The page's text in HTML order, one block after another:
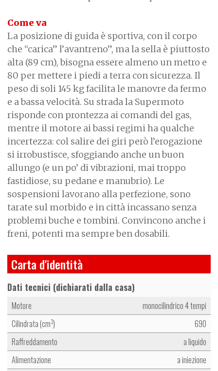
Come va
La posizione di guida è sportiva, con il corpo
che “carica” l’avantreno”, ma la sella è piuttosto
alta (89 cm), bisogna essere almeno un metro e
80 per mettere i piedi a terra con sicurezza. Il
peso di soli 145 kg facilita le manovre da fermo
e a bassa velocità. Su strada la Supermoto
risponde con prontezza ai comandi del gas,
mentre il motore ai bassi regimi ha qualche
incertezza: col salire dei giri però l’erogazione
si irrobustisce, sfoggiando anche un buon
allungo (e un po’ di vibrazioni, mai troppo
fastidiose, su pedane e manubrio). Le
sospensioni lavorano alla perfezione, sono
tarate sul morbido e in città incassano senza
problemi buche e tombini. Convincono anche i
freni, potenti ma sempre ben dosabili.
Carta d'identità
Dati tecnici (dichiarati dalla casa)
Motore
monocilindrico 4 tempi
Cilindrata (cm3)
690
Raffreddamento
a liquido
Alimentazione
a iniezione